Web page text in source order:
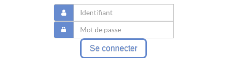
Se connecter